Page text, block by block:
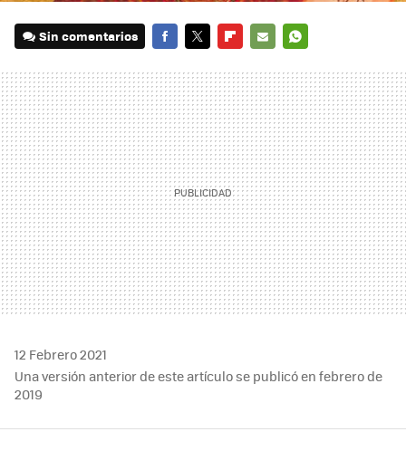
Sin comentarios
MAIL
12 Febrero 2021
Una versión anterior de este artículo se publicó en febrero de
2019